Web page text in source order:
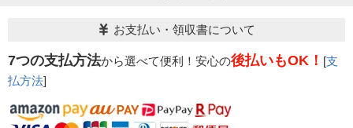
お支払い・領収書について
7つの支払方法から選べて便利！安心の後払いもOK！ [支
払方法]